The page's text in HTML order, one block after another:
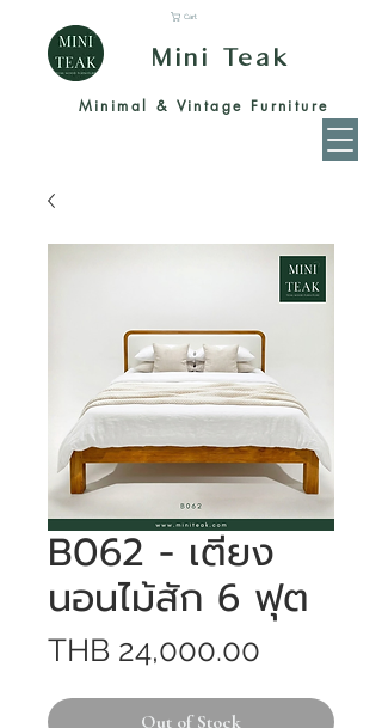
Mini Teak
Minimal & Vintage Furniture
Cart
B062 - เตียง
นอนไม้สัก 6 ฟุต
THB 24,000.00
Out of Stock